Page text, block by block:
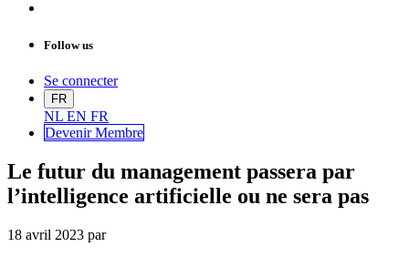
Follow us
Se connecter
FR
NL EN FR
Devenir Membre
Le futur du management passera par
l’intelligence artificielle ou ne sera pas
18 avril 2023 par